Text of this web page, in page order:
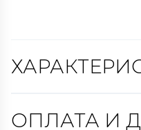
ОПЛАТА И